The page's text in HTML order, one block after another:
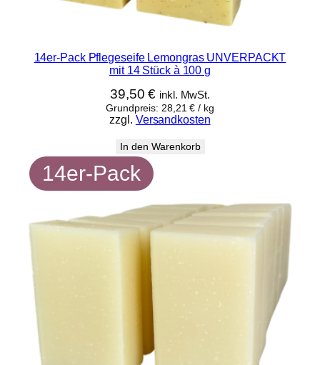
14er-Pack Pflegeseife Lemongras UNVERPACKT
mit 14 Stück à 100 g
39,50€ inkl. MwSt.
Grundpreis: 28,21€ / kg
zzgl. Versandkosten
In den Warenkorb
14er-Pack